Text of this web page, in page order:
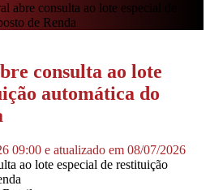
abre consulta ao lote especial de
de Renda
consulta ao lote
automática do
09:00 e atualizado em 08/07/2026